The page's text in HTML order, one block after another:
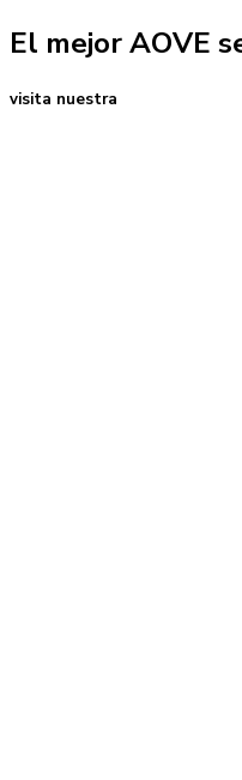
El mejor AOVE
visita nuestra